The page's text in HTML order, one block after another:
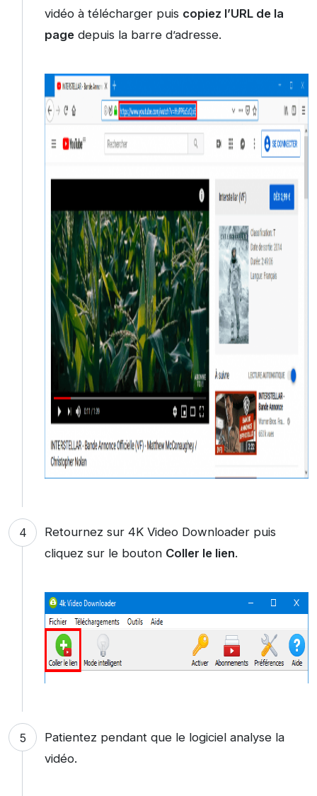
vidéo à télécharger puis copiez l’URL de la
pagedepuis la barre d’adresse.
Retournez sur 4K Video Downloader puis
cliquez sur le bouton Coller le lien.
Patientez pendant que le logiciel analyse la
vidéo.